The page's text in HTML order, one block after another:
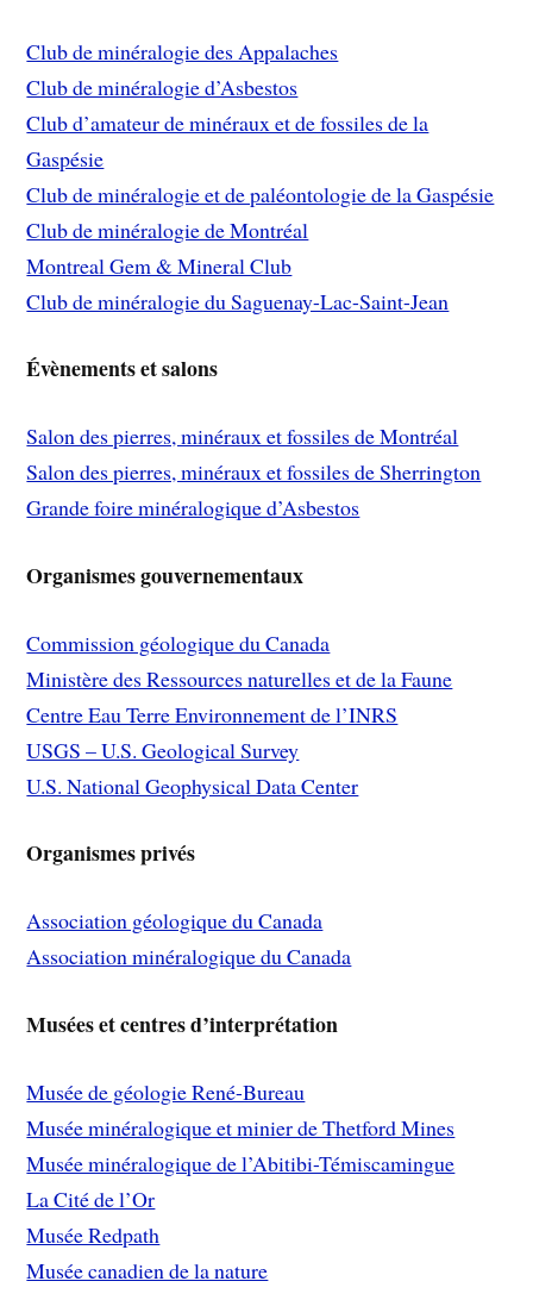
Club de minéralogie des Appalaches
Club de minéralogie d’Asbestos
Club d’amateur de minéraux et de fossiles de la
Gaspésie
Club de minéralogie et de paléontologie de la Gaspésie
Club de minéralogie de Montréal
Montreal Gem & Mineral Club
Club de minéralogie du Saguenay-Lac-Saint-Jean
Évènements et salons
Salon des pierres, minéraux et fossiles de Montréal
Salon des pierres, minéraux et fossiles de Sherrington
Grande foire minéralogique d’Asbestos
Organismes gouvernementaux
Commission géologique du Canada
Ministère des Ressources naturelles et de la Faune
Centre Eau Terre Environnement de l’INRS
USGS – U.S. Geological Survey
U.S. National Geophysical Data Center
Organismes privés
Association géologique du Canada
Association minéralogique du Canada
Musées et centres d’interprétation
Musée de géologie René-Bureau
Musée minéralogique et minier de Thetford Mines
Musée minéralogique de l’Abitibi-Témiscamingue
La Cité de l’Or
Musée Redpath
Musée canadien de la nature